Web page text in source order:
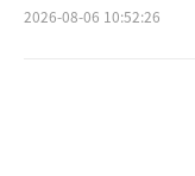
2026-08-06 10:52:26